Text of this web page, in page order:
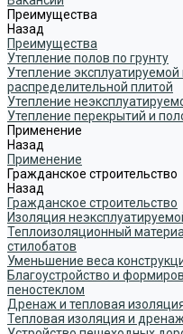
Преимущества
Назад
Преимущества
Утепление полов по грунту
Утепление эксплуатируемой
распределительной плитой
Утепление
Утепление перекрытий и
Применение
Назад
Применение
Гражданское строительство
Назад
Гражданское строительство
Изоляция
Теплоизоляционный
стилобатов
Уменьшение веса
Благоустройство и
пеностеклом
Дренаж и тепловая
Тепловая изоляция и